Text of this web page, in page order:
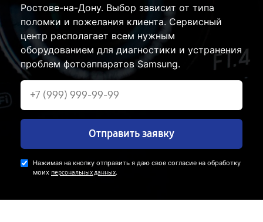
Ростове-на-Дону. Выбор зависит от типа
поломки и пожелания клиента. Сервисный
центр располагает всем нужным
оборудованием для диагностики и устранения
проблем фотоаппаратов Samsung.
Отправить заявку
Нажимая на кнопку отправить я даю свое согласие на обработку
моих персональных данных.